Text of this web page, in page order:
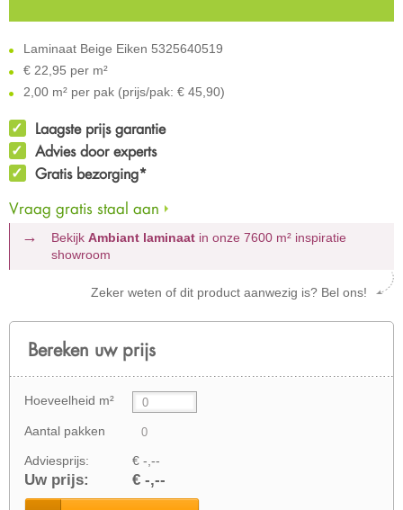
Laminaat Beige Eiken 5325640519
€ 22,95 per m²
2,00 m² per pak (prijs/pak: € 45,90)
Laagste prijs garantie
Advies door experts
Gratis bezorging*
Vraag gratis staal aan
Bekijk Ambiant laminaatin onze 7600 m² inspiratie
showroom
Zeker weten of dit product aanwezig is? Bel ons!
Bereken uw prijs
Hoeveelheid m²
Aantal pakken
Adviesprijs: € -,--
Uw prijs: € -,--